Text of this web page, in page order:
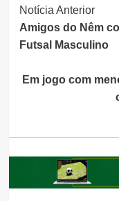
Continue
Lendo
Notícia Anterior
Amigos do Nêm
Futsal Masculino
Em jogo com